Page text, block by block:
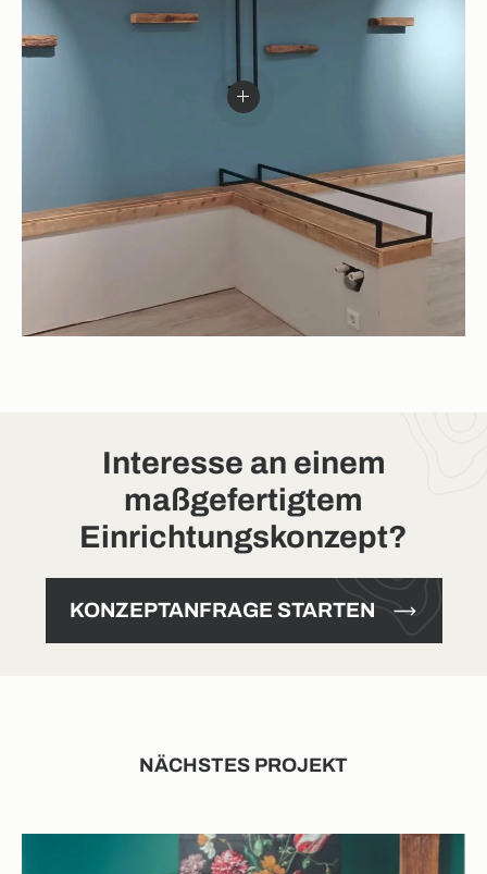
Interesse an einem
maßgefertigtem
Einrichtungskonzept?
KONZEPTANFRAGE STARTEN
NÄCHSTES PROJEKT